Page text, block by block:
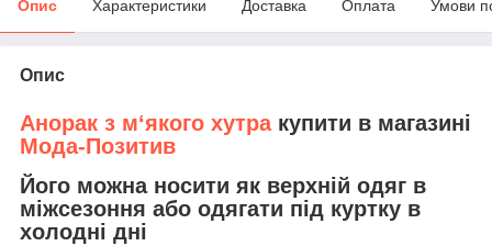
Опис Характеристики Доставка Оплата Умови
Опис
Анорак з м‘якого хутракупити в магазині
Мода-Позитив
Його можна носити як верхній одяг в
міжсезоння або одягати під куртку в
холодні дні